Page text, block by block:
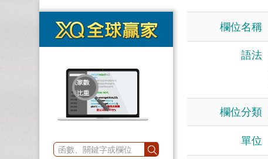
欄位名稱
語法
欄位分類
單位